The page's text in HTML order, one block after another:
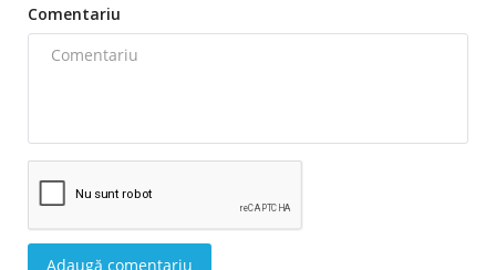
Comentariu
Adaugă comentariu